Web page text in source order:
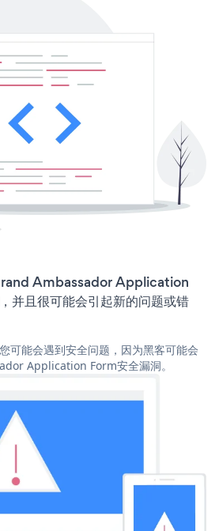
Ambassador Application
并且很可能会引起新的问题或错
可能会遇到安全问题，因为黑客可能会
Application Form安全漏洞。